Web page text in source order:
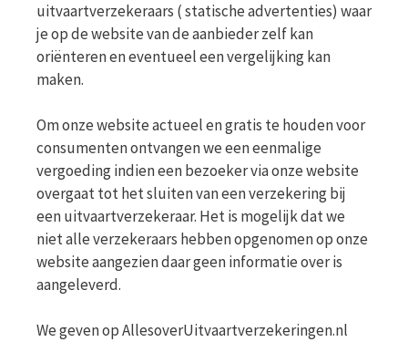
uitvaartverzekeraars ( statische advertenties) waar
je op de website van de aanbieder zelf kan
oriënteren en eventueel een vergelijking kan
maken.
Om onze website actueel en gratis te houden voor
consumenten ontvangen we een eenmalige
vergoeding indien een bezoeker via onze website
overgaat tot het sluiten van een verzekering bij
een uitvaartverzekeraar. Het is mogelijk dat we
niet alle verzekeraars hebben opgenomen op onze
website aangezien daar geen informatie over is
aangeleverd.
We geven op AllesoverUitvaartverzekeringen.nl